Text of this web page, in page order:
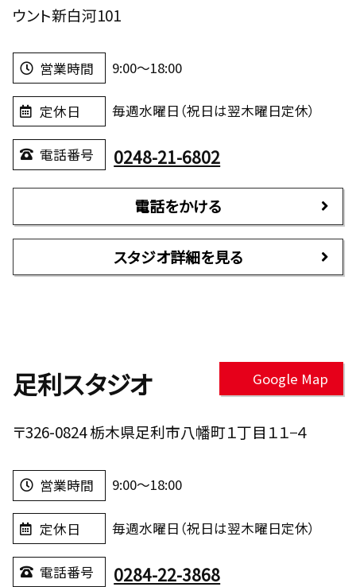
ウント新白河101
営業時間 9:00～18:00
定休日 毎週水曜日（祝日は翌木曜日定休）
電話番号 0248-21-6802
電話をかける
スタジオ詳細を見る
足利スタジオ Google Map
〒326-0824 栃木県足利市八幡町１丁目１１−４
営業時間 9:00～18:00
定休日 毎週水曜日（祝日は翌木曜日定休）
電話番号 0284-22-3868